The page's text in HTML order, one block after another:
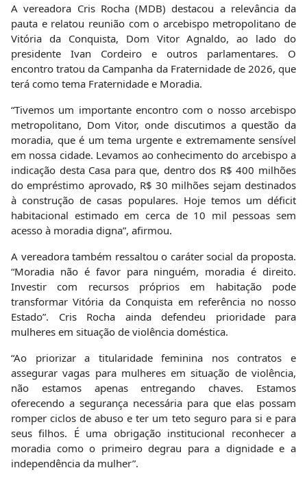
A vereadora Cris Rocha (MDB) destacou a relevância da
pauta e relatou reunião com o arcebispo metropolitano de
Vitória da Conquista, Dom Vitor Agnaldo, ao lado do
presidente Ivan Cordeiro e outros parlamentares. O
encontro tratou da Campanha da Fraternidade de 2026, que
terá como tema Fraternidade e Moradia.
“Tivemos um importante encontro com o nosso arcebispo
metropolitano, Dom Vitor, onde discutimos a questão da
moradia, que é um tema urgente e extremamente sensível
em nossa cidade. Levamos ao conhecimento do arcebispo a
indicação desta Casa para que, dentro dos R$ 400 milhões
do empréstimo aprovado, R$ 30 milhões sejam destinados
à construção de casas populares. Hoje temos um déficit
habitacional estimado em cerca de 10 mil pessoas sem
acesso à moradia digna”, afirmou.
A vereadora também ressaltou o caráter social da proposta.
“Moradia não é favor para ninguém, moradia é direito.
Investir com recursos próprios em habitação pode
transformar Vitória da Conquista em referência no nosso
Estado”. Cris Rocha ainda defendeu prioridade para
mulheres em situação de violência doméstica.
“Ao priorizar a titularidade feminina nos contratos e
assegurar vagas para mulheres em situação de violência,
não estamos apenas entregando chaves. Estamos
oferecendo a segurança necessária para que elas possam
romper ciclos de abuso e ter um teto seguro para si e para
seus filhos. É uma obrigação institucional reconhecer a
moradia como o primeiro degrau para a dignidade e a
independência da mulher”.